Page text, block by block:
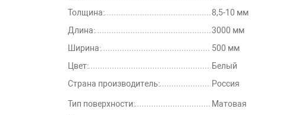
Толщина:
8,5-10 мм
Длина:
3000 мм
Ширина:
500 мм
Цвет:
Белый
Страна производитель:
Россия
Тип поверхности: Матовая